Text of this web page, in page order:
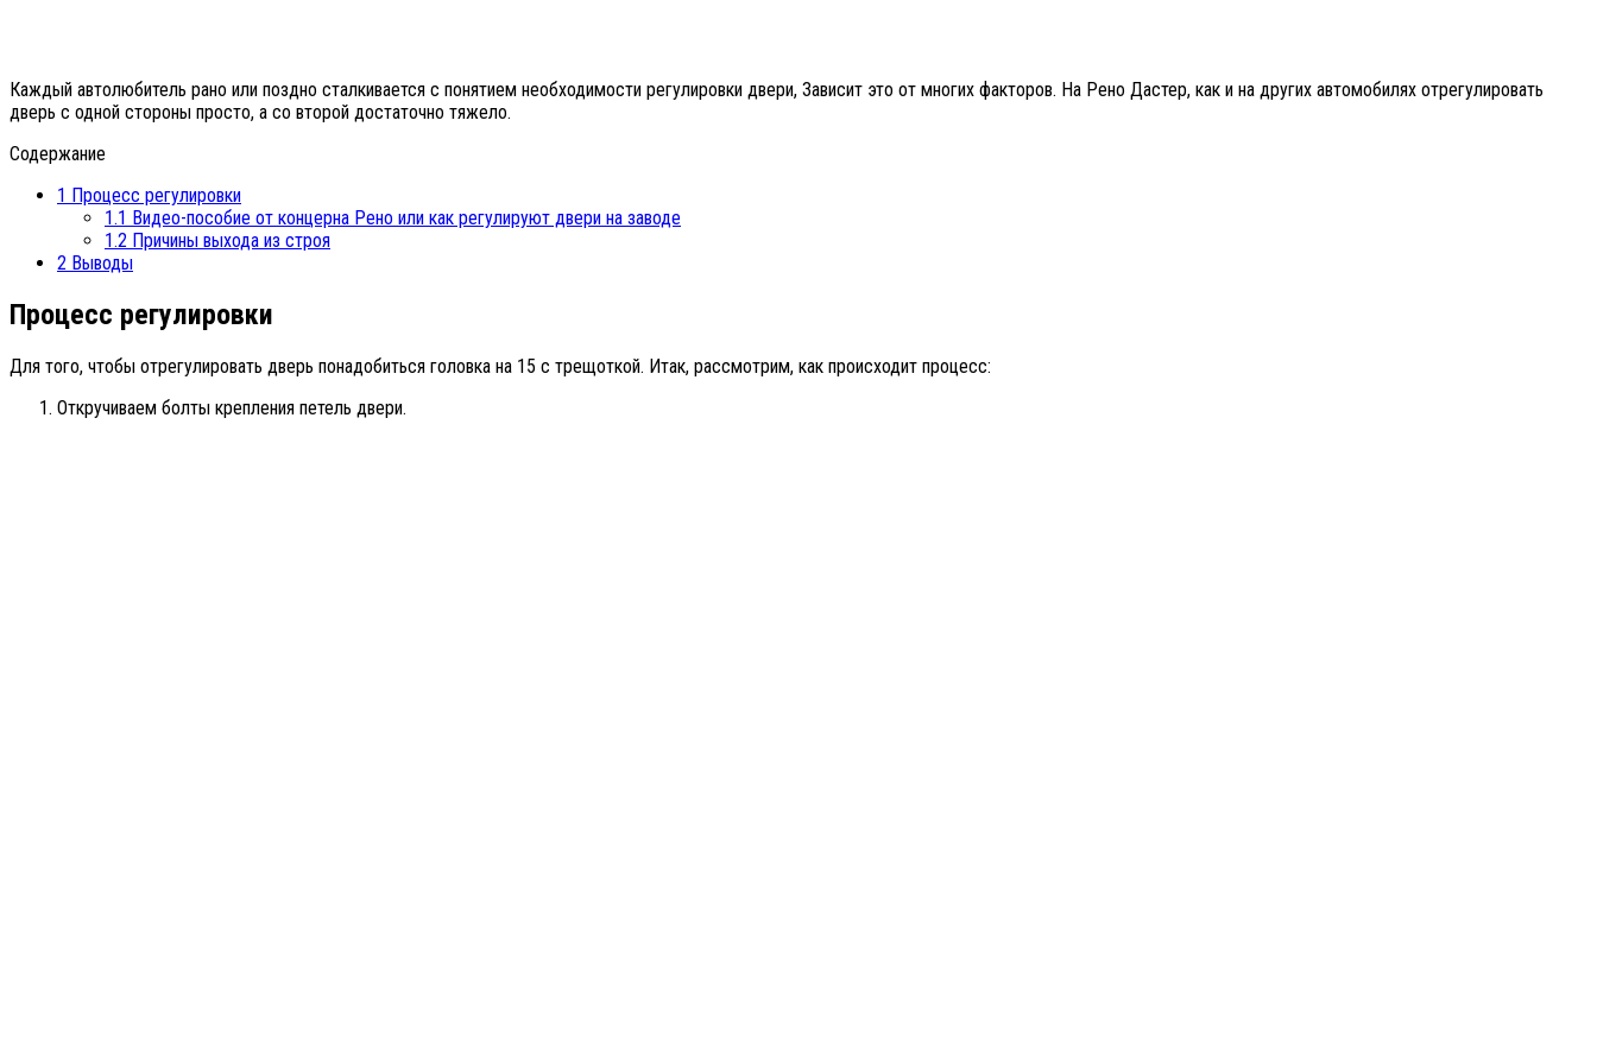
Каждый автолюбитель рано или поздно сталкивается с понятием необходимости регулировки двери, Зависит это от многих факторов. На Рено Дастер, как и на других автомобилях отрегулировать
дверь с одной стороны просто, а со второй достаточно тяжело.
Содержание
1 Процесс регулировки
1.1 Видео-пособие от концерна Рено или как регулируют двери на заводе
1.2 Причины выхода из строя
2 Выводы
Процесс регулировки
Для того, чтобы отрегулировать дверь понадобиться головка на 15 с трещоткой. Итак, рассмотрим, как происходит процесс:
Откручиваем болты крепления петель двери.